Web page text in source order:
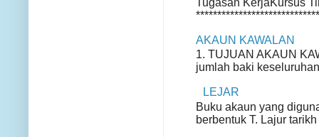
Tugasan KerjaKursus
AKAUN KAWALAN
1. TUJUAN AKAUN
jumlah baki
LEJAR
Buku akaun yang
berbentuk T. Lajur